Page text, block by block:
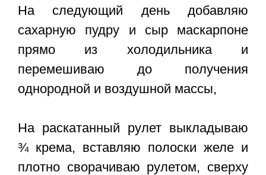
На следующий день добавляю
сахарную пудру и сыр маскарпоне
прямо из холодильника и
перемешиваю до получения
однородной и воздушной массы,
На раскатанный рулет выкладываю
¾ крема, вставляю полоски желе и
плотно сворачиваю рулетом, сверху